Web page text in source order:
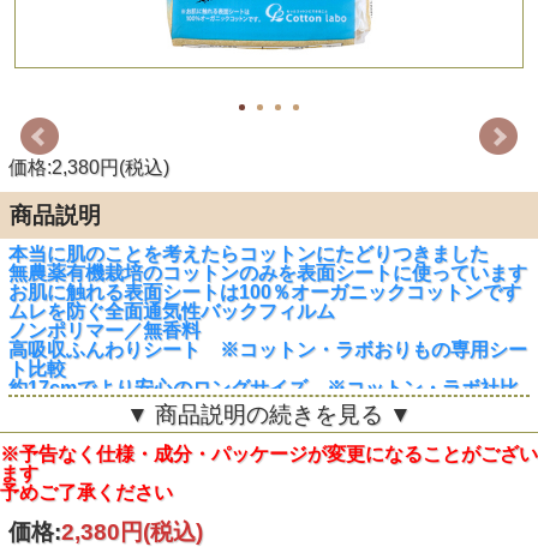
価格:2,380円(税込)
商品説明
本当に肌のことを考えたらコットンにたどりつきました
無農薬有機栽培のコットンのみを表面シートに使っています
お肌に触れる表面シートは100％オーガニックコットンです
ムレを防ぐ全面通気性バックフィルム
ノンポリマー／無香料
高吸収ふんわりシート ※コットン・ラボおりもの専用シー
ト比較
約17cmでより安心のロングサイズ ※コットン・ラボ社比
※本品の表面シートは漂白処理を行っておりますが身体と環
境にやさしい過酸化水素漂白を採用しています
※使用後トイレに流さないでください
【商品詳細】
長さ：約17cm
個装サイズ：135mmX72mmX70mm
▼ 商品説明の続きを見る ▼
※予告なく仕様・成分・パッケージが変更になることがござい
ます
予めご了承ください
価格:2,380円(税込)